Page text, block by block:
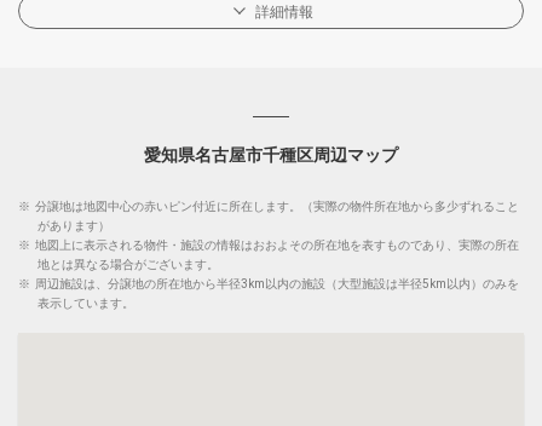
詳細情報
愛知県名古屋市千種区周辺マップ
※ 分譲地は地図中心の赤いピン付近に所在します。（実際の物件所在地から多少ずれること
があります）
※ 地図上に表示される物件・施設の情報はおおよその所在地を表すものであり、実際の所在
地とは異なる場合がございます。
※ 周辺施設は、分譲地の所在地から半径3km以内の施設（大型施設は半径5km以内）のみを
表示しています。